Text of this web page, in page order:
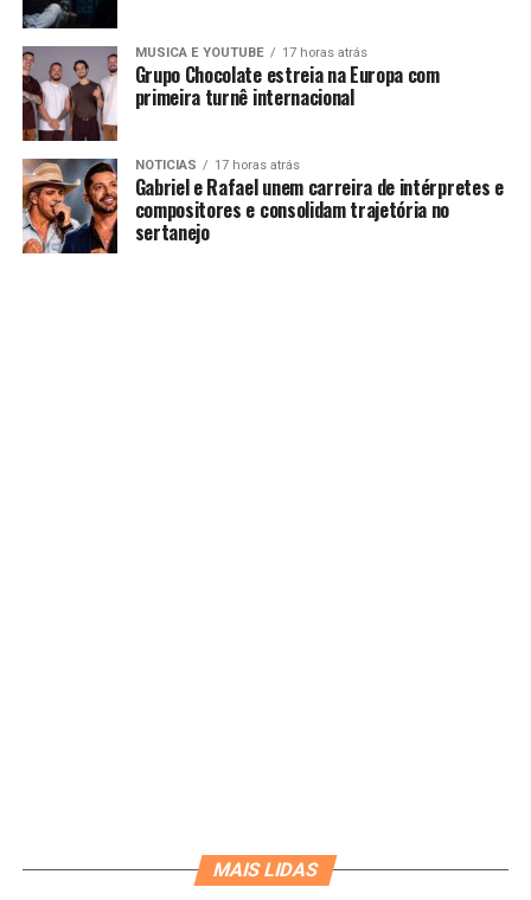
MUSICA E YOUTUBE 17 horas atrás
Grupo Chocolate estreia na Europa com
primeira turnê internacional
NOTICIAS 17 horas atrás
Gabriel e Rafael unem carreira de intérpretes e
compositores e consolidam trajetória no
sertanejo
MAIS LIDAS